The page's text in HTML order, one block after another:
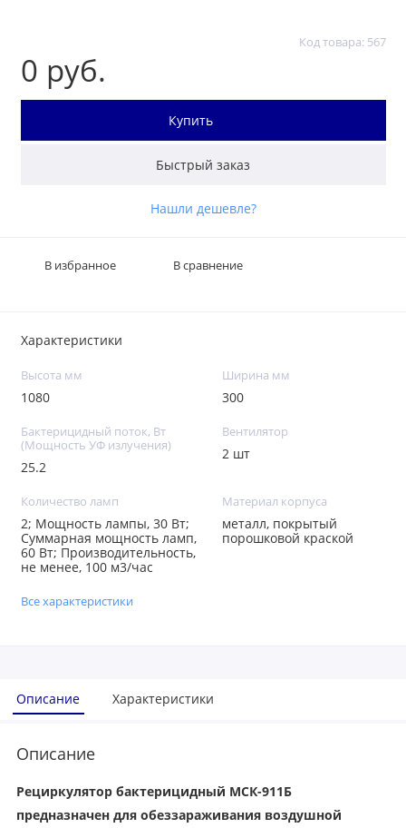
Код товара: 567
0 руб.
Купить
Быстрый заказ
Нашли дешевле?
В избранное В сравнение
Характеристики
Высота мм
1080
Ширина мм
300
Бактерицидный поток, Вт
(Мощность УФ излучения)
25.2
Вентилятор
2 шт
Количество ламп
2; Мощность лампы, 30 Вт;
Суммарная мощность ламп,
60 Вт; Производительность,
не менее, 100 м3/час
Материал корпуса
металл, покрытый
порошковой краской
Все характеристики
Описание Характеристики
Описание
Рециркулятор бактерицидный МСК-911Б
предназначен для обеззараживания воздушной